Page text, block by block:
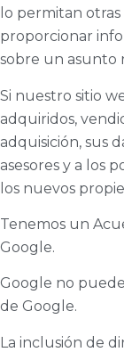
lo permitan otras
proporcionar
sobre un asunto
Si nuestro sitio
adquiridos,
adquisición, sus
asesores y a los
los nuevos
Tenemos un
Google.
Google no
de Google.
La inclusión de